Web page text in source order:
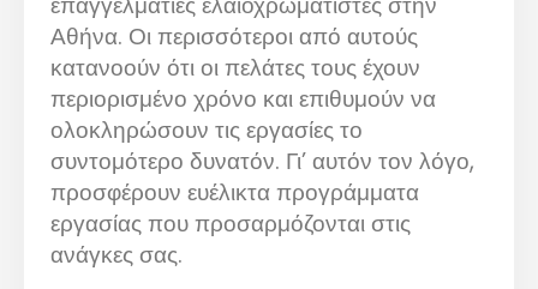
Αθήνα. Οι περισσότεροι από αυτούς
κατανοούν ότι οι πελάτες τους έχουν
περιορισμένο χρόνο και επιθυμούν να
ολοκληρώσουν τις εργασίες το
συντομότερο δυνατόν. Γι’ αυτόν τον λόγο,
προσφέρουν ευέλικτα προγράμματα
εργασίας που προσαρμόζονται στις
ανάγκες σας.